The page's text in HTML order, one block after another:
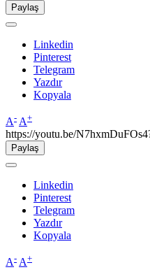
Paylaş
Linkedin
Pinterest
Telegram
Yazdır
Kopyala
A- A+
https://youtu.be/
Paylaş
Linkedin
Pinterest
Telegram
Yazdır
Kopyala
A- A+